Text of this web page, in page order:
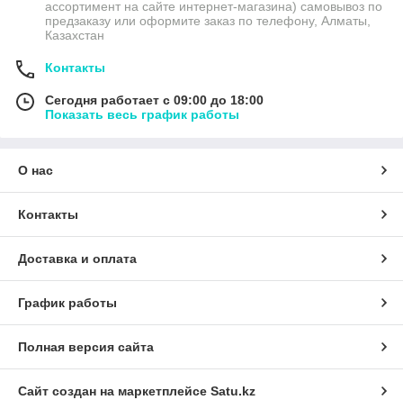
ассортимент на сайте интернет-магазина) самовывоз по
предзаказу или оформите заказ по телефону, Алматы,
Казахстан
Контакты
Сегодня работает с 09:00 до 18:00
Показать весь график работы
О нас
Контакты
Доставка и оплата
График работы
Полная версия сайта
Сайт создан на маркетплейсе Satu.kz